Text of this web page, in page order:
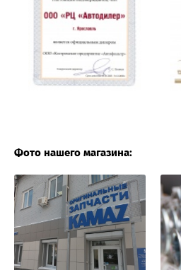
Фото нашего магазина: